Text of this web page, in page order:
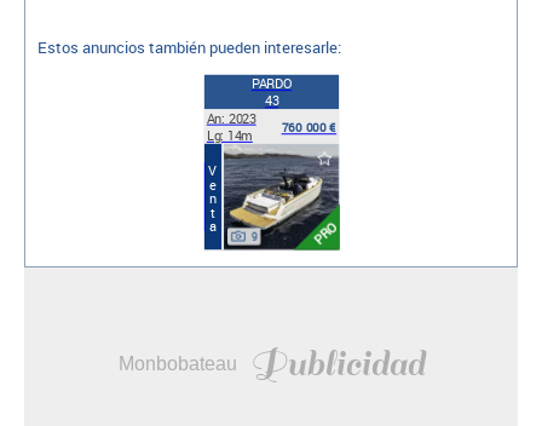
Estos anuncios también pueden interesarle:
PARDO
43
An: 2023
Lg: 14m
760 000 €
Venta
PRO
9
Monbobateau Publicidad